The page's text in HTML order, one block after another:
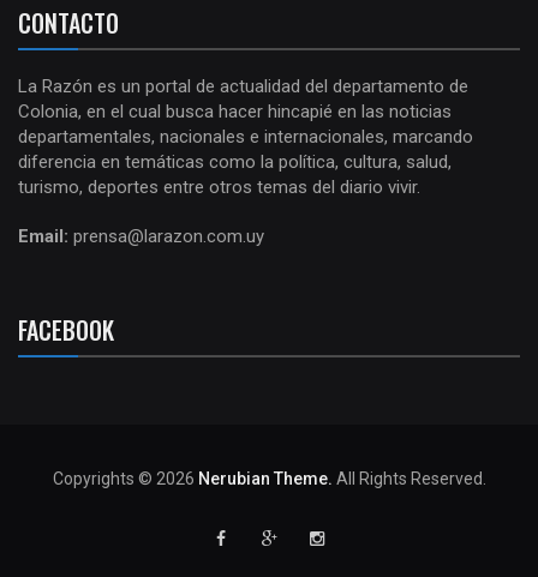
CONTACTO
La Razón es un portal de actualidad del departamento de
Colonia, en el cual busca hacer hincapié en las noticias
departamentales, nacionales e internacionales, marcando
diferencia en temáticas como la política, cultura, salud,
turismo, deportes entre otros temas del diario vivir.
Email: prensa@larazon.com.uy
FACEBOOK
Copyrights © 2026 Nerubian Theme. All Rights Reserved.